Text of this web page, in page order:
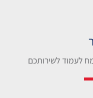
לעמוד לשירותכם